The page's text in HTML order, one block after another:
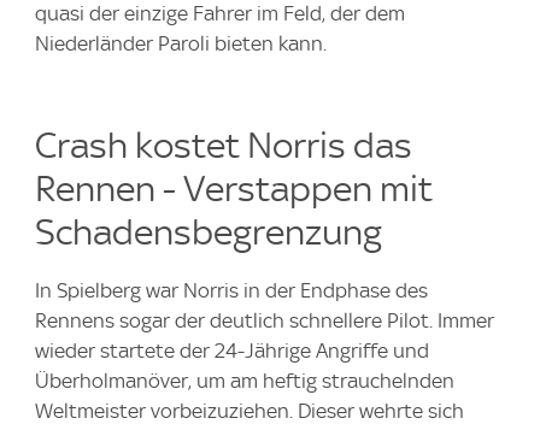
quasi der einzige Fahrer im Feld, der dem
Niederländer Paroli bieten kann.
Crash kostet Norris das
Rennen - Verstappen mit
Schadensbegrenzung
In Spielberg war Norris in der Endphase des
Rennens sogar der deutlich schnellere Pilot. Immer
wieder startete der 24-Jährige Angriffe und
Überholmanöver, um am heftig strauchelnden
Weltmeister vorbeizuziehen. Dieser wehrte sich